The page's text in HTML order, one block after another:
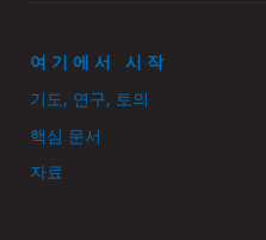
여기에서 시작
기도, 연구, 토의
핵심 문서
자료